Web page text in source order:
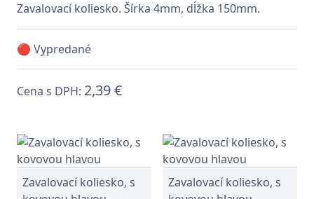
Zavalovací koliesko. Šírka 4mm, dĺžka 150mm.
🔴 Vypredané
Cena s DPH: 2,39 €
Zavalovací koliesko, s
Zavalovací koliesko, s